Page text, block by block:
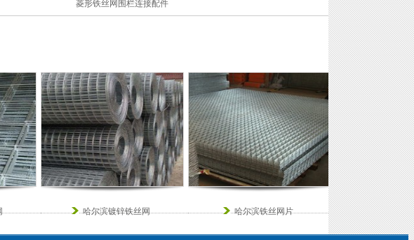
菱形铁丝网围栏连接配件
哈尔滨镀锌铁丝网 哈尔滨铁丝网片